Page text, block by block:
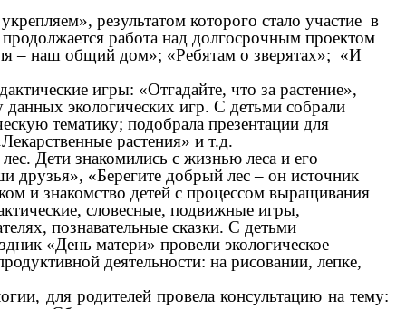
результатом которого стало участие в
работа над долгосрочным проектом
– наш общий дом»; «Ребятам о зверятах»; «И
игры: «Отгадайте, что за растение»,
данных экологических игр. С детьми собрали
тематику; подобрала презентации для
растения» и т.д.
Дети знакомились с жизнью леса и его
друзья», «Берегите добрый лес – он источник
и знакомство детей с процессом выращивания
словесные, подвижные игры,
познавательные сказки. С детьми
«День матери» провели экологическое
деятельности: на рисовании, лепке,
для родителей провела консультацию на тему: